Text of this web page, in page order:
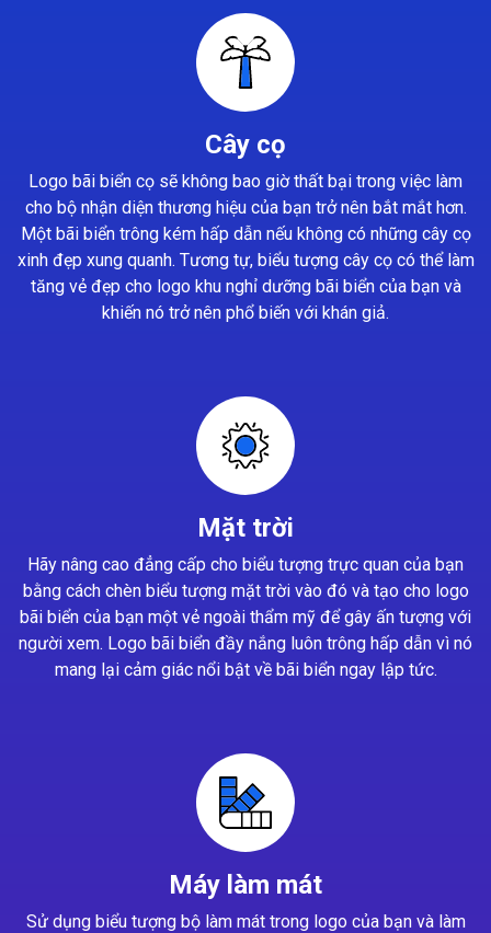
Cây cọ
Logo bãi biển cọ sẽ không bao giờ thất bại trong việc làm
cho bộ nhận diện thương hiệu của bạn trở nên bắt mắt hơn.
Một bãi biển trông kém hấp dẫn nếu không có những cây cọ
xinh đẹp xung quanh. Tương tự, biểu tượng cây cọ có thể làm
tăng vẻ đẹp cho logo khu nghỉ dưỡng bãi biển của bạn và
khiến nó trở nên phổ biến với khán giả.
Mặt trời
Hãy nâng cao đẳng cấp cho biểu tượng trực quan của bạn
bằng cách chèn biểu tượng mặt trời vào đó và tạo cho logo
bãi biển của bạn một vẻ ngoài thẩm mỹ để gây ấn tượng với
người xem. Logo bãi biển đầy nắng luôn trông hấp dẫn vì nó
mang lại cảm giác nổi bật về bãi biển ngay lập tức.
Máy làm mát
Sử dụng biểu tượng bộ làm mát trong logo của bạn và làm